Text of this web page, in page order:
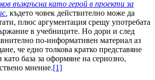
възкръсна като герой в проекти за
, където човек действително може да
плюс аргументация срещу употребата
в учебниците. Но дори и след
по-информативен материал аз
че едно толкова кратко представяне
база за оформяне на сериозно,
мнение.[1]